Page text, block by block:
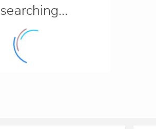
searching...